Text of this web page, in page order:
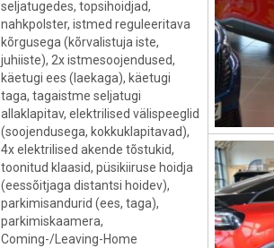
seljatugedes, topsihoidjad,
nahkpolster, istmed reguleeritava
kõrgusega (kõrvalistuja iste,
juhiiste), 2x istmesoojendused,
käetugi ees (laekaga), käetugi
taga, tagaistme seljatugi
allaklapitav, elektrilised välispeeglid
(soojendusega, kokkuklapitavad),
4x elektrilised akende tõstukid,
toonitud klaasid, püsikiiruse hoidja
(eessõitjaga distantsi hoidev),
parkimisandurid (ees, taga),
parkimiskaamera,
Coming-/Leaving-Home